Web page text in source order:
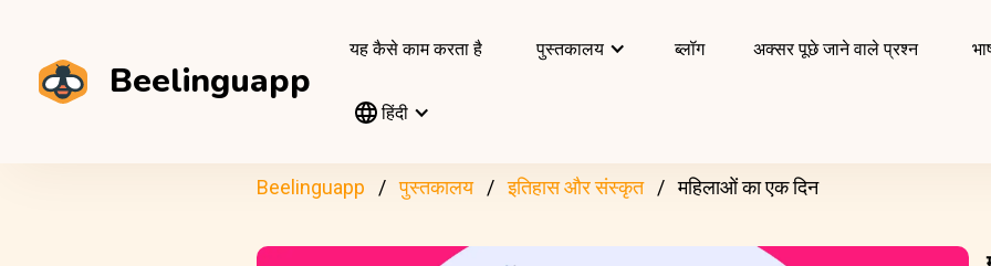
Beelinguapp
यह कैसे काम करता है पुस्तकालय ब्लॉग अक्सर पूछे जाने वाले प्रश्न
हिंदी
Beelinguapp पुस्तकालय इतिहास और संस्कृत महिलाओं का एक दिन